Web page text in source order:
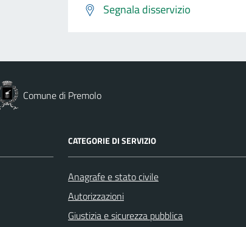
Segnala disservizio
Comune di Premolo
CATEGORIE DI SERVIZIO
Anagrafe e stato civile
Autorizzazioni
Giustizia e sicurezza pubblica